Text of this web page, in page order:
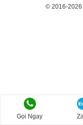
© 2016-2026
Gọi Ngay